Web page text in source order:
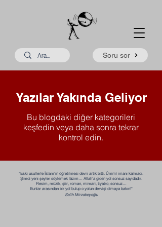
Soru sor
Yazılar Yakında Geliyor
Bu blogdaki diğer kategorileri
keşfedin veya daha sonra tekrar
kontrol edin.
"Eski usullerle İslam’ın öğretilmesi devri artık bitti. Ümmî imanı kalmadı.
Şimdi yeni şeyler söylemek lâzım… Allah’a giden yol sonsuz sayıdadır.
Resim, müzik, şiir, roman, mimari, tiyatro; sonsuz…
Bunlar arasından bir yol bulup o yolun dervişi olmaya bakın!"​​
Salih Mirzabeyoğlu